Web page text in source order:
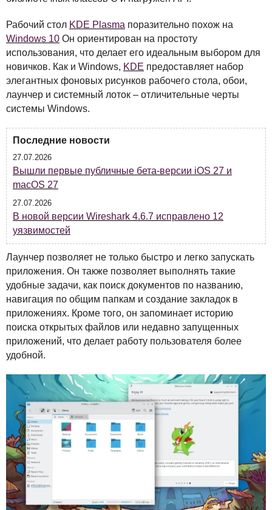
Рабочий стол KDE Plasma поразительно похож на
Windows 10 Он ориентирован на простоту
использования, что делает его идеальным выбором для
новичков. Как и Windows, KDE предоставляет набор
элегантных фоновых рисунков рабочего стола, обои,
лаунчер и системный лоток – отличительные черты
системы Windows.
Последние новости
27.07.2026
Вышли первые публичные бета-версии iOS 27 и
macOS 27
27.07.2026
В новой версии Wireshark 4.6.7 исправлено 12
уязвимостей
Лаунчер позволяет не только быстро и легко запускать
приложения. Он также позволяет выполнять такие
удобные задачи, как поиск документов по названию,
навигация по общим папкам и создание закладок в
приложениях. Кроме того, он запоминает историю
поиска открытых файлов или недавно запущенных
приложений, что делает работу пользователя более
удобной.